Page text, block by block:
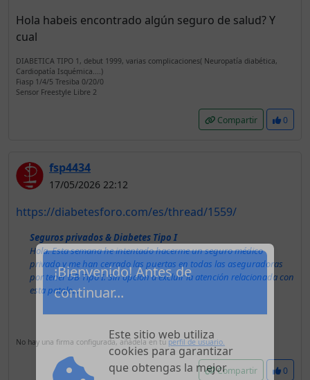
Hola habeis encontrado algún seguro de salud? Y
cual
DIABETICA TIPO 1, debut 1999, varias complicaciones( Neuropatía diabética,
Cardiopatía Isquémica....)
Fiasp 1/4/5 Tresiba 0/20/0
Sensor Freestyle Libre 2
Compartir 0
fsp4434
17/05/2026 22:12
https://diabetesforo.com/es/thread/1559/
Seguros privados & Diabetes Tipo I
Hola. Esta semana he intentado hacerme un seguro médico
privado y me han cerrado las puertas en todas las aseguradoras
por tener DB Tipo I. Sin opción a excluir la atención relacionada con
esta patolo...
No hay una firma configurada, añádela en tú perfil de usuario.
Compartir 0
¡Bienvenido! Antes de
continuar...
Este sitio web utiliza
cookies para garantizar